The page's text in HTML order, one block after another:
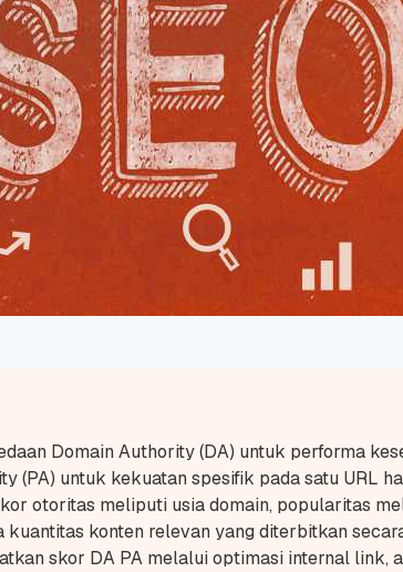
Domain Authority (DA) untuk performa
(PA) untuk kekuatan spesifik pada satu URL
otoritas meliputi usia domain, popularitas
kuantitas konten relevan yang diterbitkan
skor DA PA melalui optimasi internal link,